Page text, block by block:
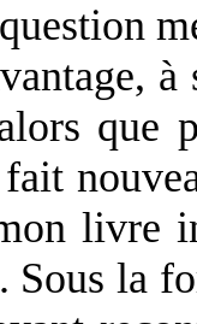
à
que
livre
Sous la